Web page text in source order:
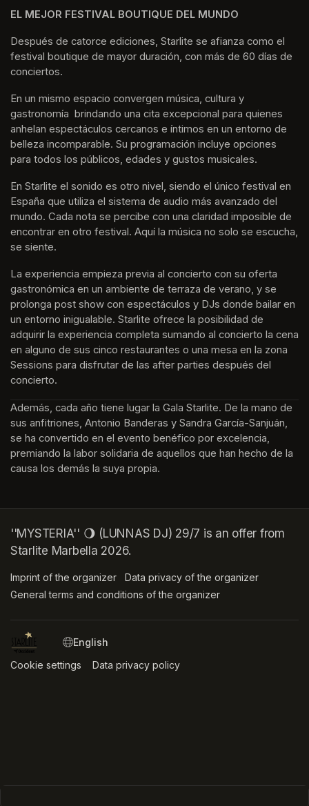
EL MEJOR FESTIVAL BOUTIQUE DEL MUNDO
Después de catorce ediciones, Starlite se afianza como el
festival boutique de mayor duración, con más de 60 días de
conciertos.
En un mismo espacio convergen música, cultura y
gastronomía  brindando una cita excepcional para quienes
anhelan espectáculos cercanos e íntimos en un entorno de
belleza incomparable. Su programación incluye opciones
para todos los públicos, edades y gustos musicales.
En Starlite el sonido es otro nivel, siendo el único festival en
España que utiliza el sistema de audio más avanzado del
mundo. Cada nota se percibe con una claridad imposible de
encontrar en otro festival. Aquí la música no solo se escucha,
se siente.
La experiencia empieza previa al concierto con su oferta
gastronómica en un ambiente de terraza de verano, y se
prolonga post show con espectáculos y DJs donde bailar en
un entorno inigualable. Starlite ofrece la posibilidad de
adquirir la experiencia completa sumando al concierto la cena
en alguno de sus cinco restaurantes o una mesa en la zona
Sessions para disfrutar de las after parties después del
concierto.
Además, cada año tiene lugar la Gala Starlite. De la mano de
sus anfitriones, Antonio Banderas y Sandra García-Sanjuán,
se ha convertido en el evento benéfico por excelencia,
premiando la labor solidaria de aquellos que han hecho de la
causa los demás la suya propia.
''MYSTERIA'' 🌖 (LUNNAS DJ) 29/7 is an offer from
Starlite Marbella 2026.
Imprint of the organizer (opens in a new tab)
Data privacy of the organizer
General terms and conditions of the organizer
SWITCH LANGUAGE
Cookie settings (opens in a new tab)
Data privacy policy